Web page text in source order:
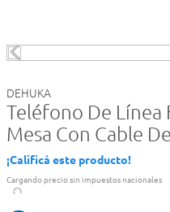
DEHUKA
Teléfono De Línea
Mesa Con Cable
¡Calificá este producto!
Cargando precio sin impuestos nacionales